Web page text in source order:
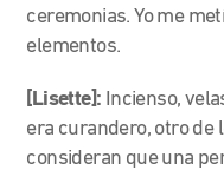
ceremonias. Yo me
elementos.
[Lisette]: Incienso,
era curandero, otro de
consideran que una